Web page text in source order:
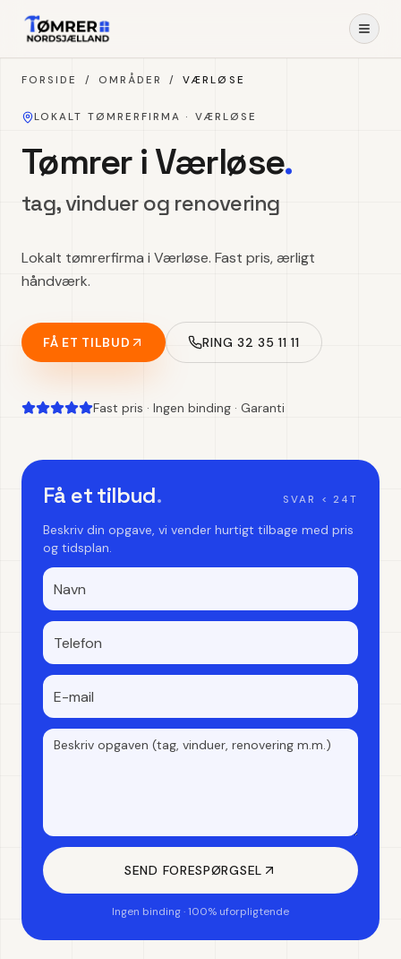
FORSIDE / OMRÅDER / VÆRLØSE
LOKALT TØMRERFIRMA · VÆRLØSE
Tømrer i Værløse.
tag, vinduer og renovering
Lokalt tømrerfirma i Værløse. Fast pris, ærligt
håndværk.
FÅ ET TILBUD RING 32 35 11 11
Fast pris · Ingen binding · Garanti
Få et tilbud. SVAR < 24T
Beskriv din opgave, vi vender hurtigt tilbage med pris
og tidsplan.
SEND FORESPØRGSEL
Ingen binding · 100% uforpligtende